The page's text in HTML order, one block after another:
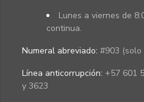
Lunes a viernes de
continua.
Numeral abreviado: #903 (solo
Línea anticorrupción: +57 601
y 3623